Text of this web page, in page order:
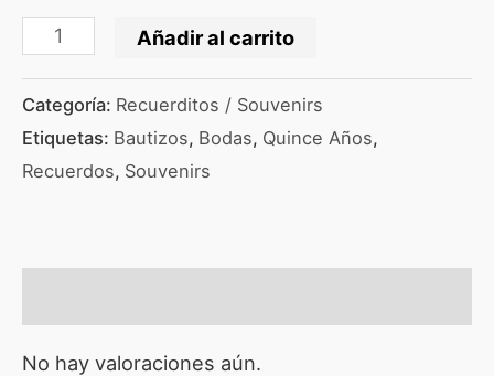
Añadir al carrito
Categoría: Recuerditos / Souvenirs
Etiquetas: Bautizos, Bodas, Quince Años,
Recuerdos, Souvenirs
No hay valoraciones aún.